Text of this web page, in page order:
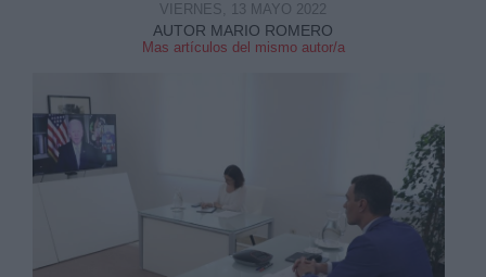
AUTOR MARIO ROMERO
Mas artículos del mismo autor/a
VIERNES, 13 MAYO 2022